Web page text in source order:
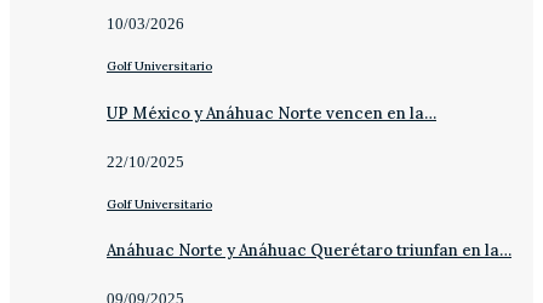
10/03/2026
Golf Universitario
UP México y Anáhuac Norte vencen en la…
22/10/2025
Golf Universitario
Anáhuac Norte y Anáhuac Querétaro triunfan en la…
09/09/2025